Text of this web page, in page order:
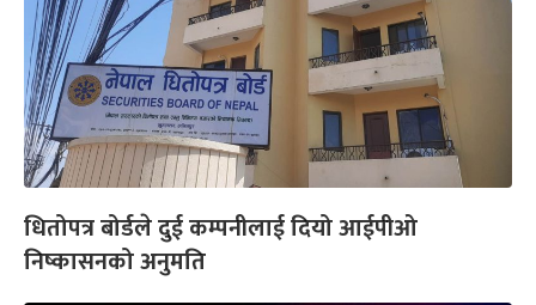
धितोपत्र बोर्डले दुई कम्पनीलाई दियो आईपीओ
निष्कासनको अनुमति